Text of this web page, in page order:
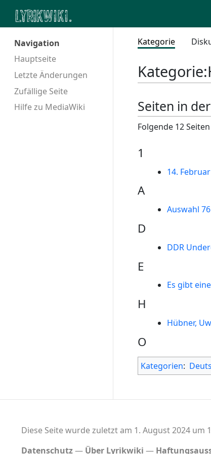
Navigation
Hauptseite
Letzte Änderungen
Zufällige Seite
Hilfe zu MediaWiki
Kategorie
Kategorie:
Seiten in
Folgende 12
1
14. Februar
A
Auswahl 76
D
DDR
E
Es gibt
H
Hübner,
O
Kategorien:
Diese Seite wurde zuletzt am 1. August 2024 um
Datenschutz
Über Lyrikwiki